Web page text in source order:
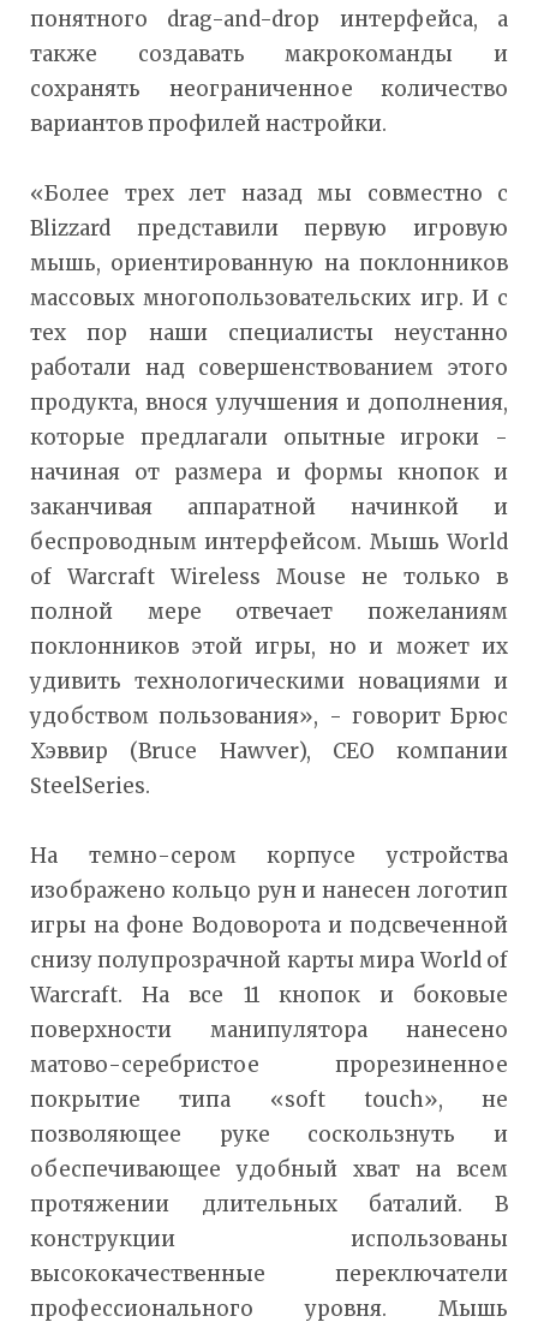
понятного drag-and-drop интерфейса, а
также создавать макрокоманды и
сохранять неограниченное количество
вариантов профилей настройки.
«Более трех лет назад мы совместно с
Blizzard представили первую игровую
мышь, ориентированную на поклонников
массовых многопользовательских игр. И с
тех пор наши специалисты неустанно
работали над совершенствованием этого
продукта, внося улучшения и дополнения,
которые предлагали опытные игроки -
начиная от размера и формы кнопок и
заканчивая аппаратной начинкой и
беспроводным интерфейсом. Мышь World
of Warcraft Wireless Mouse не только в
полной мере отвечает пожеланиям
поклонников этой игры, но и может их
удивить технологическими новациями и
удобством пользования», - говорит Брюс
Хэввир (Bruce Hawver), CEO компании
SteelSeries.
На темно-сером корпусе устройства
изображено кольцо рун и нанесен логотип
игры на фоне Водоворота и подсвеченной
снизу полупрозрачной карты мира World of
Warcraft. На все 11 кнопок и боковые
поверхности манипулятора нанесено
матово-серебристое прорезиненное
покрытие типа «soft touch», не
позволяющее руке соскользнуть и
обеспечивающее удобный хват на всем
протяжении длительных баталий. В
конструкции использованы
высококачественные переключатели
профессионального уровня. Мышь